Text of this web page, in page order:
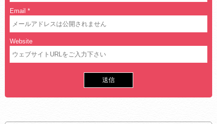
Email *
Website